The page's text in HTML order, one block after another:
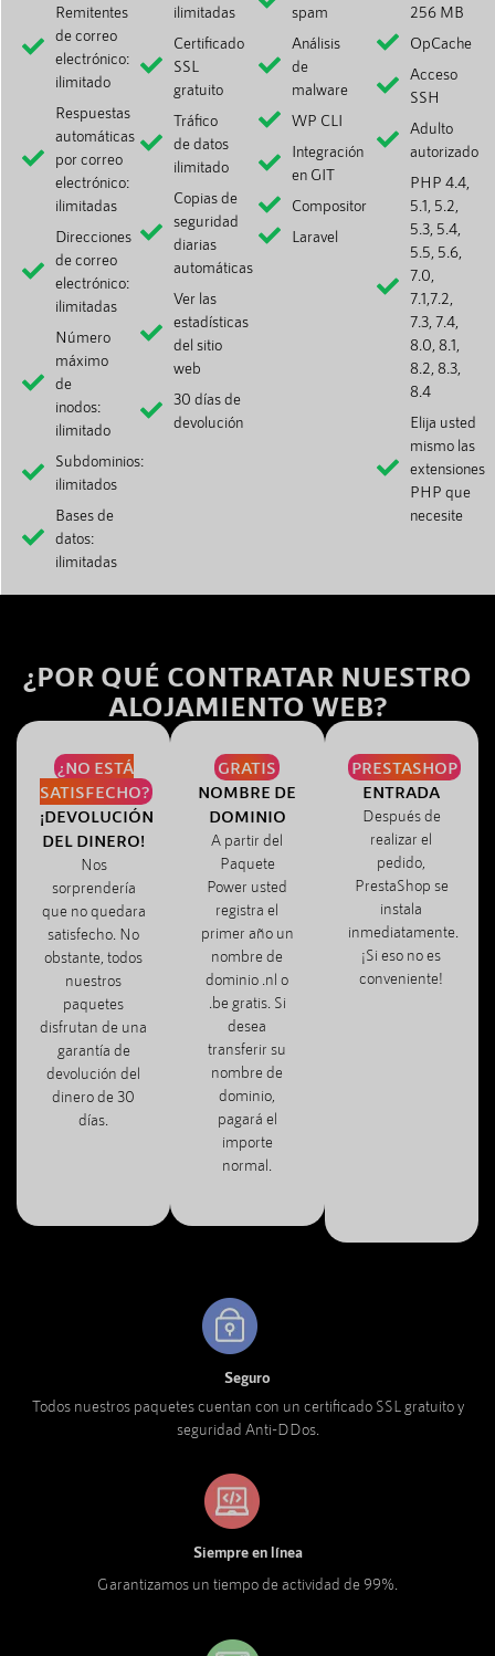
Remitentes
de correo
electrónico:
ilimitado
Respuestas
automáticas
por correo
electrónico:
ilimitadas
Direcciones
de correo
electrónico:
ilimitadas
Número
máximo
de
inodos:
ilimitado
Subdominios:
ilimitados
Bases de
datos:
ilimitadas
ilimitadas
Certificado
SSL
gratuito
Tráfico
de datos
ilimitado
Copias de
seguridad
diarias
automáticas
Ver las
estadísticas
del sitio
web
30 días de
devolución
spam
Análisis
de
malware
WP CLI
Integración
en GIT
Compositor
Laravel
256 MB
OpCache
Acceso
SSH
Adulto
autorizado
PHP 4.4,
5.1, 5.2,
5.3, 5.4,
5.5, 5.6,
7.0,
7.1,7.2,
7.3, 7.4,
8.0, 8.1,
8.2, 8.3,
8.4
Elija usted
mismo las
extensiones
PHP que
necesite
¿POR QUÉ CONTRATAR NUESTRO
ALOJAMIENTO WEB?
¿NO ESTÁ
SATISFECHO?
¡DEVOLUCIÓN
DEL DINERO!
Nos
sorprendería
que no quedara
satisfecho. No
obstante, todos
nuestros
paquetes
disfrutan de una
garantía de
devolución del
dinero de 30
días.
GRATIS
NOMBRE DE
DOMINIO
A partir del
Paquete
Power usted
registra el
primer año un
nombre de
dominio .nl o
.be gratis. Si
desea
transferir su
nombre de
dominio,
pagará el
importe
normal.
PRESTASHOP
ENTRADA
Después de
realizar el
pedido,
PrestaShop se
instala
inmediatamente.
¡Si eso no es
conveniente!
Seguro
Todos nuestros paquetes cuentan con un certificado SSL gratuito y
seguridad Anti-DDos.
Siempre en línea
Garantizamos un tiempo de actividad de 99%.